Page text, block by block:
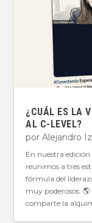
¿CUÁL ES LA
AL C-LEVEL?
porAlejandro
En nuestra
reunimos a tres
fórmula del
muy poderosos:
comparte la